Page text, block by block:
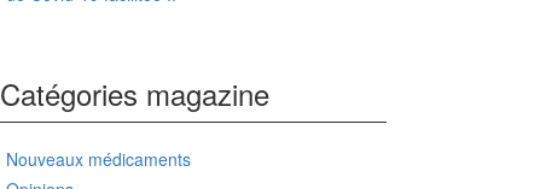
Catégories magazine
Nouveaux médicaments